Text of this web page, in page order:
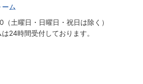
ーム
土曜日・日曜日・祝日は除く）
24時間受付しております。